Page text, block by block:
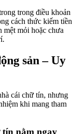
trong điều khoản
cách thức kiếm tiền
mệt mỏi hoặc chưa
sản – Uy
cái chữ tín, nhưng
khi mang tham